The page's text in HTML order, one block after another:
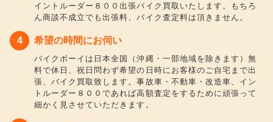
イントルーダー８００出張バイク買取いたします。もちろ
ん商談不成立でも出張料、バイク査定料は頂きません。
希望の時間にお伺い
バイクボーイは日本全国（沖縄・一部地域を除きます）無
料で休日、祝日問わず希望の日時にお客様のご自宅まで出
張、バイク買取致します。事故車・不動車・改造車、イン
トルーダー８００であれば高額査定をするために頑張って
細かく見させていただきます。